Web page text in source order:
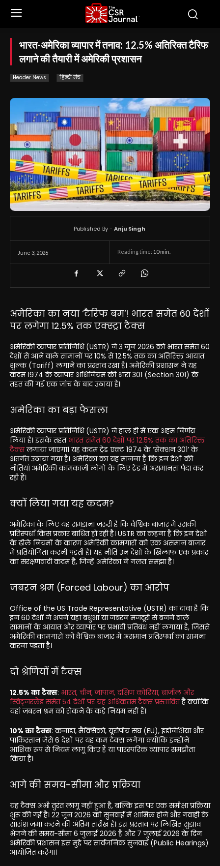
भारत-अमेरिका व्यापार में तनाव: 12.5% अतिरिक्त टैरिफ
लगाने की तैयारी में अमेरिकी प्रशासन
Header News हिन्दी मंच
June 3, 2026 Reading time: 10min.
Published By - Anju Singh
अमेरिका का नया ‘टैरिफ बम’! भारत समेत 60 देशों
पर लगेगा 12.5% तक एक्स्ट्रा टैक्स
अमेरिकी व्यापार प्रतिनिधि (USTR) ने 3 जून 2026 को भारत समेत 60
देशों से आने वाले सामानों पर 10% से 12.5% तक का अतिरिक्त आयात
शुल्क (Tariff) लगाने का प्रस्ताव रखा है। अमेरिकी प्रशासन ने यह
कदम 1974 के व्यापार अधिनियम की धारा 301 (Section 301) के
तहत की गई एक जांच के बाद उठाया है।
अमेरिका का बड़ा फैसला
अमेरिकी व्यापार प्रतिनिधि (USTR) ने हाल ही में एक अहम निर्णय
लिया है। इसके तहत भारत समेत 60 देशों पर 12.5% तक का अतिरिक्त
टैक्सलगाया जाएगा। यह कदम ट्रेड एक्ट 1974 के ‘सेक्शन 301’ के
अंतर्गत उठाया गया है। अमेरिका का यह मानना है कि इन देशों की
नीतियां अमेरिकी कामकाजी लोगों के लिए ट्रेड में असमानता पैदा कर
रही हैं।
क्यों लिया गया यह कदम?
अमेरिका के लिए यह समझना जरूरी है कि वैश्विक बाजार में उसकी
प्रतिस्पर्धा किस प्रकार बाधित हो रही है। USTR का कहना है कि इन देशों
के ढीले नियमों के कारण अमेरिकी कामगारों को एक असमान बाजार
में प्रतियोगिता करनी पड़ती है। यह नीति उन देशों के खिलाफ एक प्रकार
का संरक्षणवादी कदम है, जिन्हें अमेरिका ने गलत समझा है।
जबरन श्रम (Forced Labour) का आरोप
Office of the US Trade Representative (USTR) का दावा है कि
इन 60 देशों ने अपने यहां बंधुआ या जबरन मजदूरी से बनने वाले
सामानों के आयात और व्यापार पर प्रभावी प्रतिबंध नहीं लगाया है, जिससे
अमेरिकी कामगारों को वैश्विक बाजार में असमान प्रतिस्पर्धा का सामना
करना पड़ता है।
दो श्रेणियों में टैक्स
12.5% का टैक्स: भारत, चीन, जापान, दक्षिण कोरिया, ब्राजील और
स्विट्जरलैंड समेत 54 देशों पर यह अधिकतम टैक्स प्रस्तावितहै क्योंकि
यहां जबरन श्रम को रोकने के कड़े नियम नहीं हैं।
10% का टैक्स: कनाडा, मैक्सिको, यूरोपीय संघ (EU), इंडोनेशिया और
पाकिस्तान जैसे 6 देशों पर यह कम टैक्स लगेगा क्योंकि इन्होंने
आंशिक रूप से नियम लागू किए हैं या पारस्परिक व्यापार समझौता
किया है।
आगे की समय-सीमा और प्रक्रिया
यह टैक्स अभी तुरंत लागू नहीं हुआ है, बल्कि इस पर एक समीक्षा प्रक्रिया
शुरू की गई है। 22 जून 2026 को सुनवाई में शामिल होने और गवाही के
सारांश जमा करने की अंतिम तारीख है। इस प्रस्ताव पर लिखित सुझाव
भेजने की समय-सीमा 6 जुलाई 2026 है और 7 जुलाई 2026 के दिन
अमेरिकी प्रशासन इस मुद्दे पर सार्वजनिक सुनवाई (Public Hearings)
आयोजित करेगा।